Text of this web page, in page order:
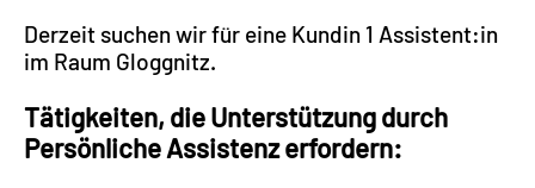
Derzeit suchen wir für eine Kundin 1 Assistent:in
im Raum Gloggnitz.
Tätigkeiten, die Unterstützung durch
Persönliche Assistenz erfordern: